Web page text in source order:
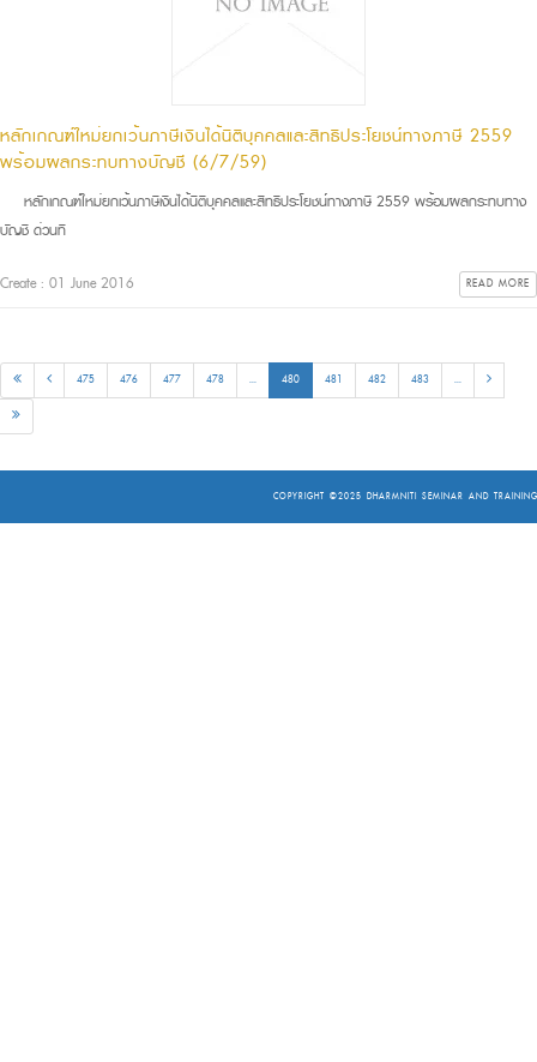
หลักเกณฑ์ใหม่ยกเว้นภาษีเงินได้นิติบุคคลและสิทธิประโยชน์ทางภาษี 2559
พร้อมผลกระทบทางบัญชี (6/7/59)
หลักเกณฑ์ใหม่ยกเว้นภาษีเงินได้นิติบุคคลและสิทธิประโยชน์ทางภาษี 2559 พร้อมผลกระทบทาง
บัญชี ด่วนที
Create : 01 June 2016 READ MORE
475 476 477 478 ... 480 481 482 483 ...
COPYRIGHT ©2025 DHARMNITI SEMINAR AND